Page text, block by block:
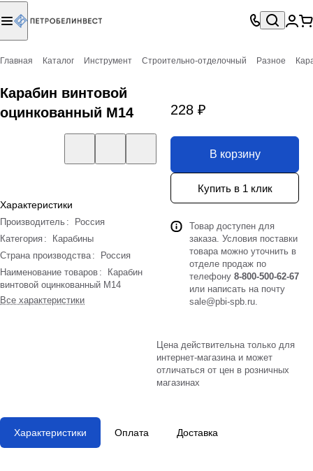
Главная Каталог Инструмент Строительно-отделочный Разное
Карабин винтовой
оцинкованный М14
Характеристики
Производитель :
Россия
Категория :
Карабины
Страна производства :
Россия
Наименование товаров :
Карабин
винтовой оцинкованный М14
Все характеристики
228 ₽
В корзину
Купить в 1 клик
Товар доступен для
заказа. Условия поставки
товара можно уточнить в
отделе продаж по
телефону 8-800-500-62-67
или написать на почту
sale@pbi-spb.ru.
Цена действительна только для
интернет-магазина и может
отличаться от цен в розничных
магазинах
Характеристики Оплата Доставка